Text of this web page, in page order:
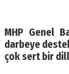
MHP Genel
darbeye
çok sert bir